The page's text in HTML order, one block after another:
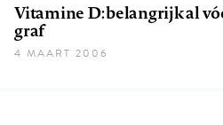
Vitamine D: belangrijk al
graf
4 MAART 2006